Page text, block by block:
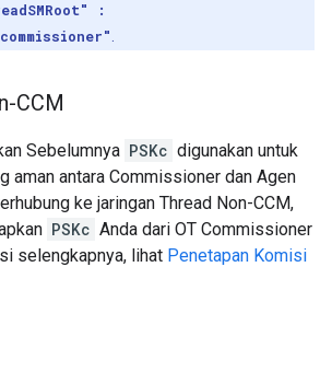
:
CCM
Sebelumnya PSKc digunakan untuk
aman antara Commissioner dan Agen
ke jaringan Thread Non-CCM,
PSKc Anda dari OT Commissioner
selengkapnya, lihat Penetapan Komisi